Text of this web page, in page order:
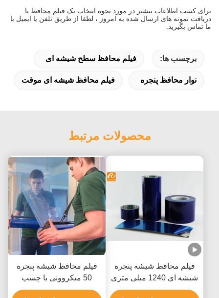
برای کسب اطلاعات بیشتر در مورد نحوه انتخاب یک فیلم محافظ یا
دریافت نمونه های ارسال شده به امروز ، لطفا از طریق تلفن یا ایمیل با
ما تماس بگیرید.
برچسب ها: فیلم محافظ سطح شیشه ای
نوار محافظ پنجره فیلم محافظ شیشه ای موقت
محصولات مرتبط
فیلم محافظ شیشه پنجره
شیشه ای 1240 میلی متری
ضد شفاف
فیلم محافظ شیشه پنجره
50 میکروونی با چسب
آکریلیک برای حذف بدون